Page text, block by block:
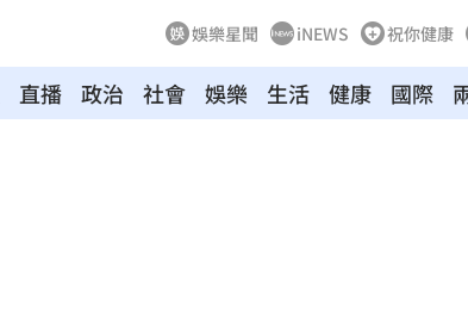
娛樂星聞 iNEWS 祝你健康
直播 政治 社會 娛樂 生活 健康 國際